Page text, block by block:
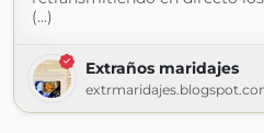
(...)
Extraños maridajes